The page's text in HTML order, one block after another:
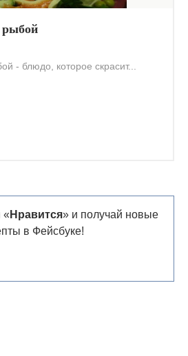
рыбой
- блюдо, которое скрасит...
Нравится» и получай новые
в Фейсбуке!